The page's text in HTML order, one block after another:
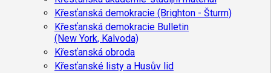
Křesťanská demokracie (Brighton - Šturm)
Křesťanská demokracie Bulletin
(New York, Kalvoda)
Křesťanská obroda
Křesťanské listy a Husův lid